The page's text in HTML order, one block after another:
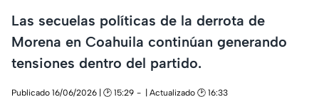
Las secuelas políticas de la derrota de
Morena en Coahuila continúan generando
tensiones dentro del partido.
Publicado 16/06/2026 | 🕑 15:29
| Actualizado 🕑 16:33